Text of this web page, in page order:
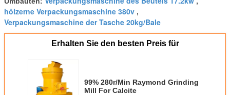
hölzerne Verpackungsmaschine 380v ,
Verpackungsmaschine der Tasche 20kg/Bale
Erhalten Sie den besten Preis für
99% 280r/Min Raymond Grinding
Mill For Calcite